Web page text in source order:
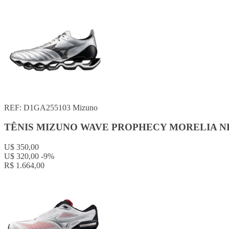
REF: D1GA255103 Mizuno
TÊNIS MIZUNO WAVE PROPHECY MORELIA
U$ 350,00
U$ 320,00 -9%
R$ 1.664,00